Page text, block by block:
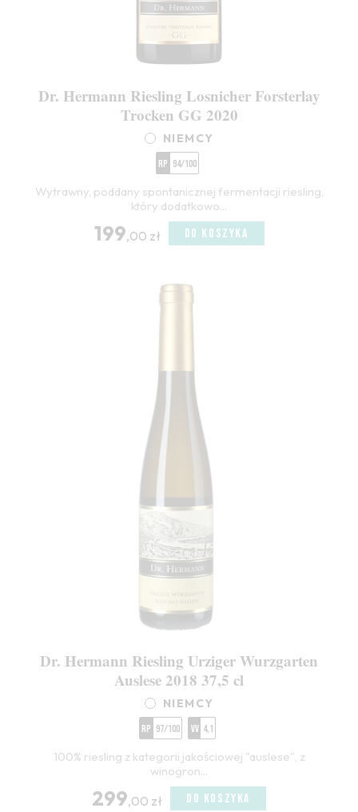
Dr. Hermann Riesling Losnicher Forsterlay
Trocken GG 2020
NIEMCY
RP 94/100
Wytrawny, poddany spontanicznej fermentacji riesling,
który dodatkowo...
199,00 zł DO KOSZYKA
Dr. Hermann Riesling Urziger Wurzgarten
Auslese 2018 37,5 cl
NIEMCY
RP 97/100 VV 4,1
100% riesling z kategorii jakościowej "auslese", z
winogron...
299,00 zł DO KOSZYKA